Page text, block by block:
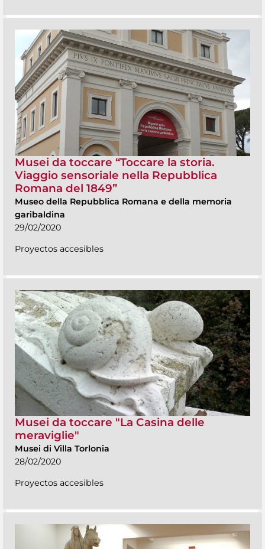
Musei da toccare “Toccare la storia.
Viaggio sensoriale nella Repubblica
Romana del 1849”
Museo della Repubblica Romana e della memoria
garibaldina
29/02/2020
Proyectos accesibles
Musei da toccare "La Casina delle
meraviglie"
Musei di Villa Torlonia
28/02/2020
Proyectos accesibles